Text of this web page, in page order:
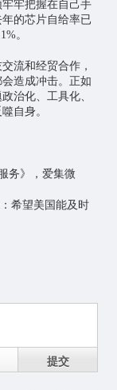
牢把握在自己手
的芯片自给率已
。
流和经贸合作，
造成冲击。正如
治化、工具化、
自身。
务》，爱集微
希望美国能及时
提交